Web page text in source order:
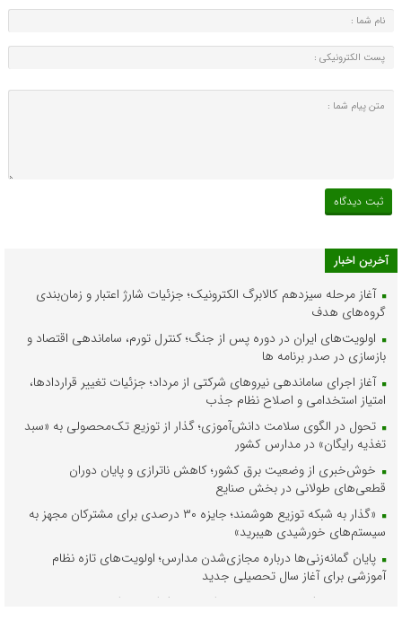
آخرین اخبار
آغاز مرحله سیزدهم کالابرگ الکترونیک؛ جزئیات شارژ اعتبار و زمان‌بندی
گروه‌های هدف
اولویت‌های ایران در دوره پس از جنگ؛ کنترل تورم، ساماندهی اقتصاد و
بازسازی در صدر برنامه ها
آغاز اجرای ساماندهی نیروهای شرکتی از مرداد؛ جزئیات تغییر قراردادها،
امتیاز استخدامی و اصلاح نظام جذب
تحول در الگوی سلامت دانش‌آموزی؛ گذار از توزیع تک‌محصولی به «سبد
تغذیه رایگان» در مدارس کشور
خوش‌خبری از وضعیت برق کشور؛ کاهش ناترازی و پایان دوران
قطعی‌های طولانی در بخش صنایع
«گذار به شبکه توزیع هوشمند؛ جایزه ۳۰ درصدی برای مشترکان مجهز به
سیستم‌های خورشیدی هیبرید»
پایان گمانه‌زنی‌ها درباره مجازی‌شدن مدارس؛ اولویت‌های تازه نظام
آموزشی برای آغاز سال تحصیلی جدید
مدیریت هوشمند زیرساخت‌های انرژی در شرایط بحرانی؛ دستاوردهای